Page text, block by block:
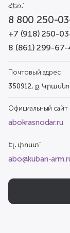
Հեռ․՝
8 800 250-
+7 (918) 250-
8 (861) 299-67-
Почтовый адрес
350912, ք.
Официальный сайт
abokrasnodar.ru
Էլ․ փոստ՝
abo@kuban-